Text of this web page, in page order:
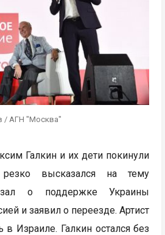
/ АГН "Москва"
Галкин и их дети покинули
высказался на тему
о поддержке Украины
и заявил о переезде. Артист
в Израиле. Галкин остался без